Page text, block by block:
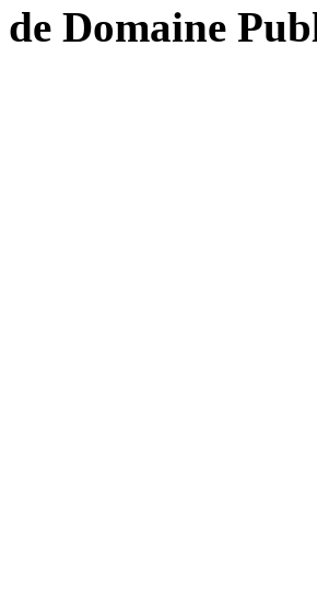
Domaine